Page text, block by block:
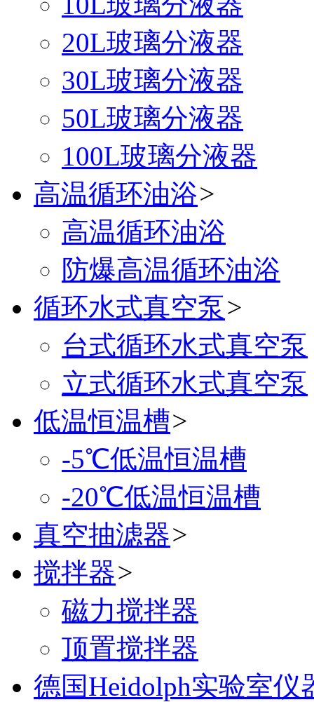
20L玻璃分液器
30L玻璃分液器
50L玻璃分液器
100L玻璃分液器
高温循环油浴>
高温循环油浴
防爆高温循环油浴
循环水式真空泵>
台式循环水式真空泵
立式循环水式真空泵
低温恒温槽>
-5℃低温恒温槽
-20℃低温恒温槽
真空抽滤器>
搅拌器>
磁力搅拌器
顶置搅拌器
德国Heidolph实验室仪